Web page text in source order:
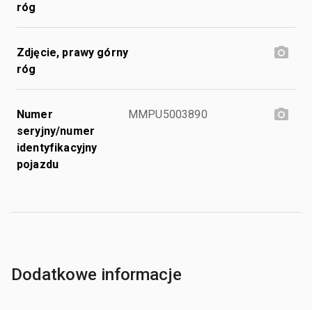
róg
Zdjęcie, prawy górny
róg
Numer
seryjny/numer
identyfikacyjny
pojazdu
MMPU5003890
Dodatkowe informacje